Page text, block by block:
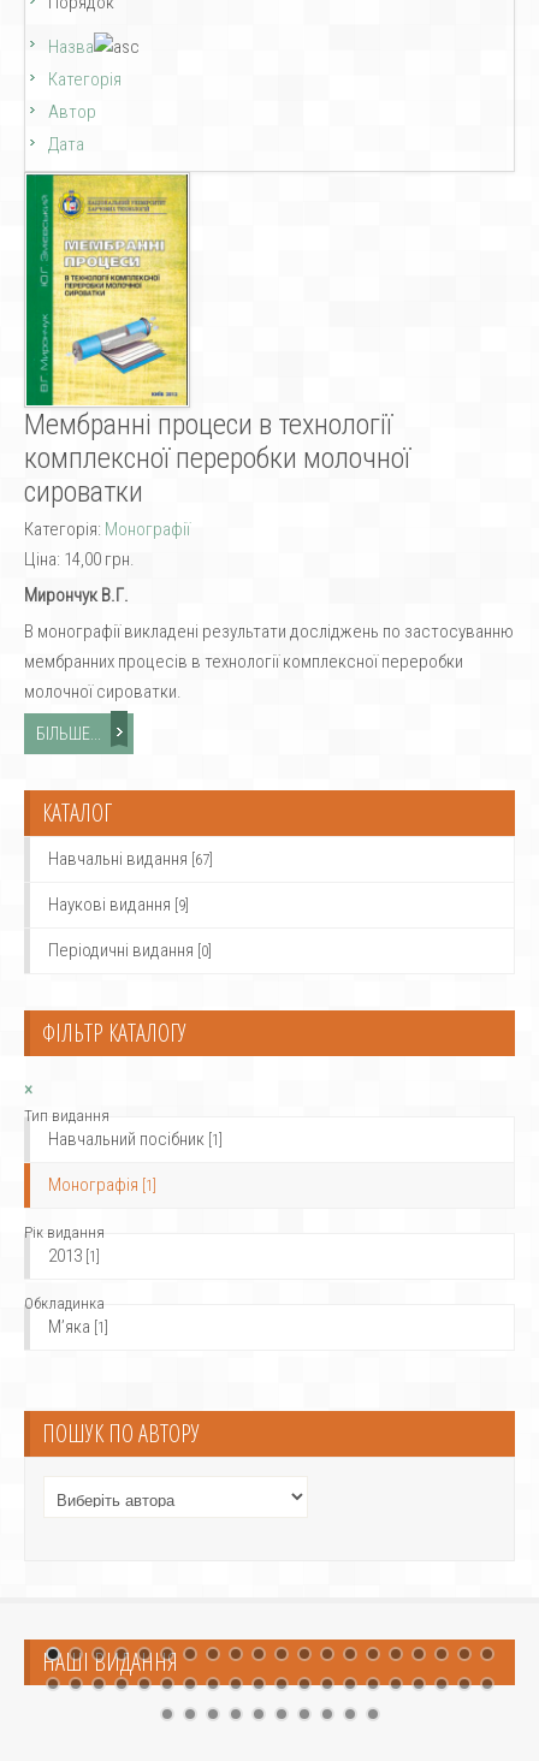
Назва
Категорія
Автор
Дата
Мембранні процеси в технології
комплексної переробки молочної
сироватки
Категорія: Монографії
Ціна: 14,00 грн.
Мирончук В.Г.
В монографії викладені результати досліджень по застосуванню
мембранних процесів в технології комплексної переробки
молочної сироватки.
БІЛЬШЕ...
КАТАЛОГ
Навчальні видання [67]
Наукові видання [9]
Періодичні видання [0]
ФІЛЬТР КАТАЛОГУ
×
Тип видання
Навчальний посібник [1]
Монографія [1]
Рік видання
2013 [1]
Обкладинка
М’яка [1]
ПОШУК ПО АВТОРУ
НАШІ ВИДАННЯ